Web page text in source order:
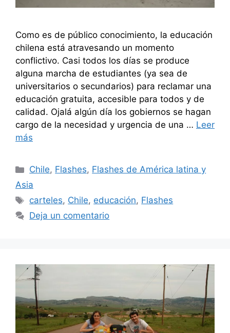
Como es de público conocimiento, la educación
chilena está atravesando un momento
conflictivo. Casi todos los días se produce
alguna marcha de estudiantes (ya sea de
universitarios o secundarios) para reclamar una
educación gratuita, accesible para todos y de
calidad. Ojalá algún día los gobiernos se hagan
cargo de la necesidad y urgencia de una … Leer
más
Categorías
Chile, Flashes, Flashes de América latina y
Asia
Etiquetas
carteles, Chile, educación, Flashes
Deja un comentario